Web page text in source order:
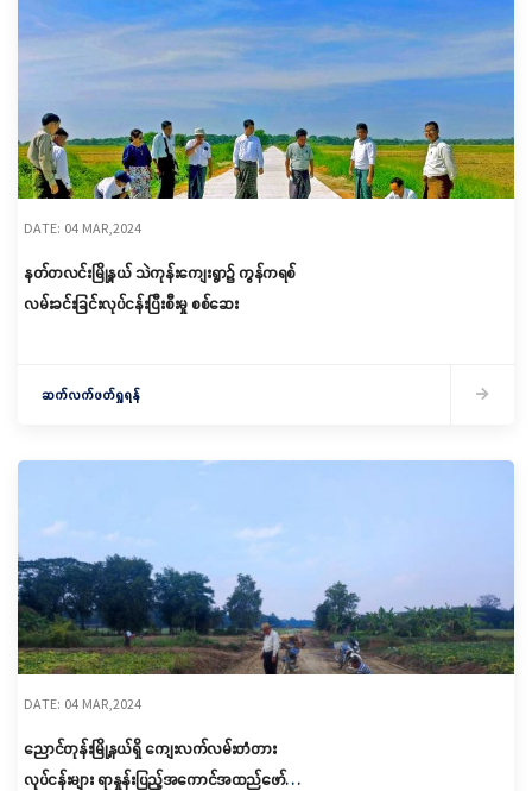
DATE: 04 MAR,2024
နတ်တလင်းမြို့နယ် သဲကုန်းကျေးရွာ၌ ကွန်ကရစ်
လမ်းခင်းခြင်းလုပ်ငန်းပြီးစီးမှု စစ်ဆေး
ဆက်လက်ဖတ်ရှုရန်
DATE: 04 MAR,2024
ညောင်တုန်းမြို့နယ်ရှိ ကျေးလက်လမ်းတံတား
လုပ်ငန်းများ ရာနှုန်းပြည့်အကောင်အထည်ဖော်